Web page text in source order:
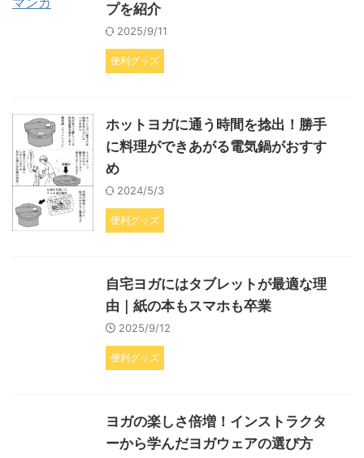
プを紹介
2025/9/11
便利グッズ
ホットヨガに通う時間を捻出！勝手
に料理ができあがる電気鍋がおすす
め
2024/5/3
便利グッズ
自宅ヨガにはタブレットが最適な理
由｜紙の本もスマホも卒業
2025/9/12
便利グッズ
ヨガの楽しさ倍増！インストラクタ
ーから学んだヨガウェアの選び方